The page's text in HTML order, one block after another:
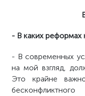
- В каких
- В современных
на мой взгляд,
Это крайне